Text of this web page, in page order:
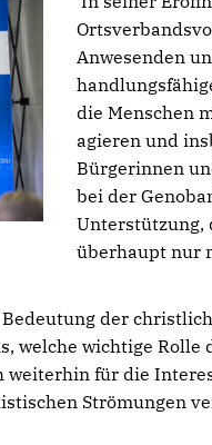
Anwesenden
die Menschen
agieren und
Bürgerinnen
bei der
Unterstützung,
überhaupt nur
der
welche wichtige Rolle
für die
Strömungen